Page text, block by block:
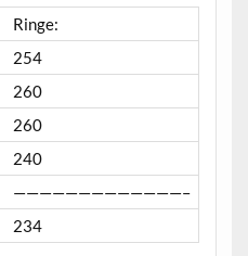
Ringe:
254
260
260
240
—————————————–
234